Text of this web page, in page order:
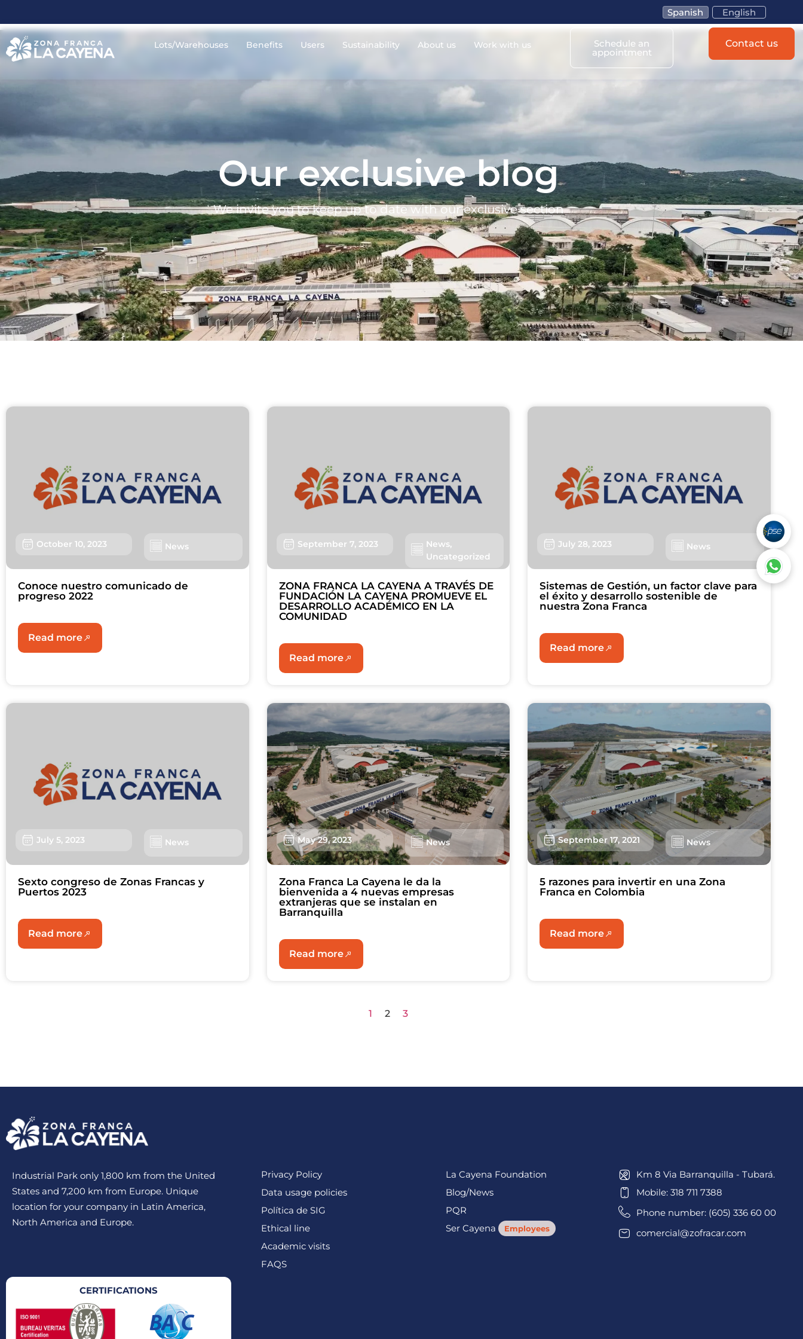
Spanish English
Lots/Warehouses Benefits Users Sustainability About us Work with us Schedule an
appointment
Contact us
Our exclusive blog
We invite you to keep up to date with our exclusive section
October 10, 2023 News
Conoce nuestro comunicado de
progreso 2022
Read more
September 7, 2023 News,
Uncategorized
ZONA FRANCA LA CAYENA A TRAVÉS DE
FUNDACIÓN LA CAYENA PROMUEVE EL
DESARROLLO ACADÉMICO EN LA
COMUNIDAD
Read more
July 28, 2023 News
Sistemas de Gestión, un factor clave para
el éxito y desarrollo sostenible de
nuestra Zona Franca
Read more
July 5, 2023 News
Sexto congreso de Zonas Francas y
Puertos 2023
Read more
May 29, 2023 News
Zona Franca La Cayena le da la
bienvenida a 4 nuevas empresas
extranjeras que se instalan en
Barranquilla
Read more
September 17, 2021 News
5 razones para invertir en una Zona
Franca en Colombia
Read more
1 2 3
Industrial Park only 1,800 km from the United
States and 7,200 km from Europe. Unique
location for your company in Latin America,
North America and Europe.
Privacy Policy
Data usage policies
Política de SIG
Ethical line
Academic visits
FAQS
La Cayena Foundation
Blog/News
PQR
Ser Cayena
Employees
Km 8 Via Barranquilla - Tubará.
Mobile: 318 711 7388
Phone number: (605) 336 60 00
comercial@zofracar.com
CERTIFICATIONS